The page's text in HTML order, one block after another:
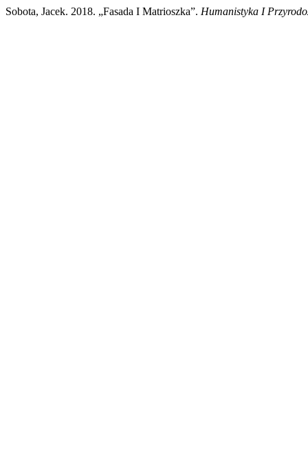
Sobota, Jacek. 2018. „Fasada I Matrioszka”. Humanistyka I